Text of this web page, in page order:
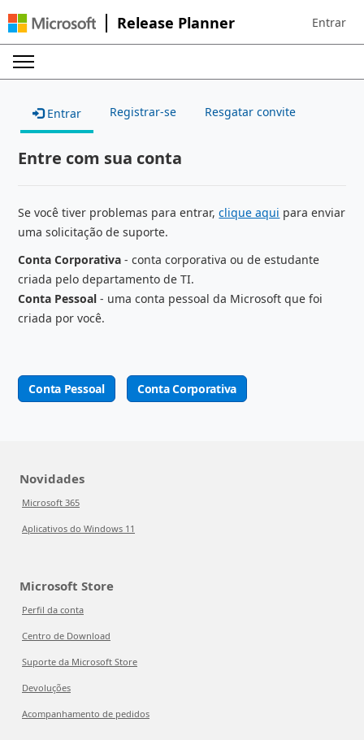
Release Planner Sign in to
Entrar
Entrar Registrar-se Resgatar convite
Entre com sua conta
Se você tiver problemas para entrar,clique aqui para enviar
uma solicitação de suporte.
Conta Corporativa - conta corporativa ou de estudante
criada pelo departamento de TI.
Conta Pessoal - uma conta pessoal da Microsoft que foi
criada por você.
Conta Pessoal Conta Corporativa
Novidades
Microsoft 365
Aplicativos do Windows 11
Microsoft Store
Perfil da conta
Centro de Download
Suporte da Microsoft Store
Devoluções
Acompanhamento de pedidos